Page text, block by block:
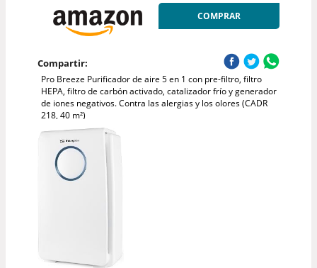
COMPRAR
Compartir:
Pro Breeze Purificador de aire 5 en 1 con pre-filtro, filtro
HEPA, filtro de carbón activado, catalizador frío y generador
de iones negativos. Contra las alergias y los olores (CADR
218, 40 m²)